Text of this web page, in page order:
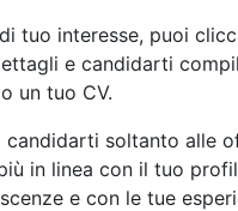
di tuo interesse, puoi
e candidarti
un tuo CV.
candidarti soltanto alle
in linea con il tuo
e con le tue